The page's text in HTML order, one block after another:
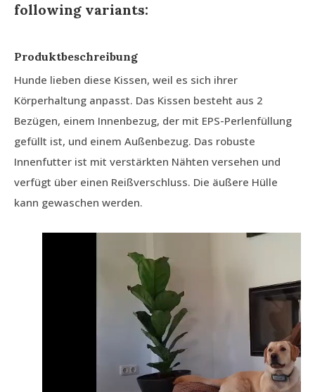
following variants:
Produktbeschreibung
Hunde lieben diese Kissen, weil es sich ihrer
Körperhaltung anpasst. Das Kissen besteht aus 2
Bezügen, einem Innenbezug, der mit EPS-Perlenfüllung
gefüllt ist, und einem Außenbezug. Das robuste
Innenfutter ist mit verstärkten Nähten versehen und
verfügt über einen Reißverschluss. Die äußere Hülle
kann gewaschen werden.